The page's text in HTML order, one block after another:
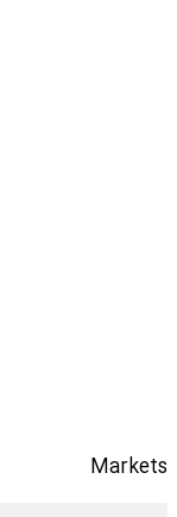
Markets